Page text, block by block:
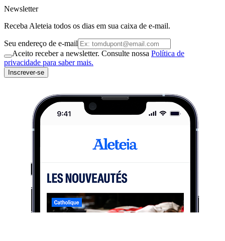
Newsletter
Receba Aleteia todos os dias em sua caixa de e-mail.
Seu endereço de e-mail
Aceito receber a newsletter. Consulte nossa Política de
privacidade para saber mais.
Inscrever-se